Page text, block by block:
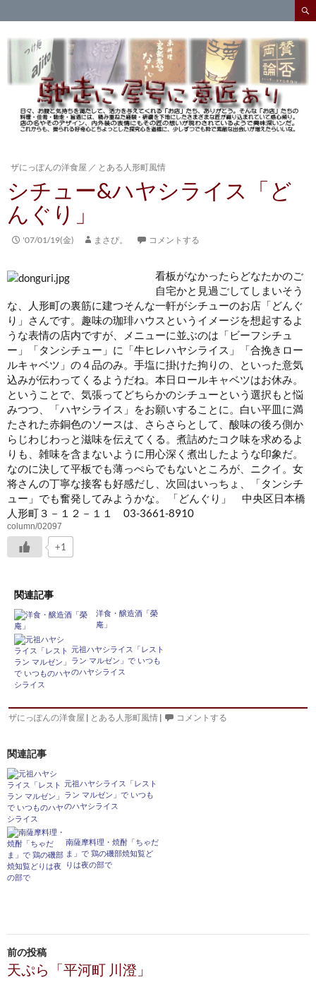
索
ン
ン
ツ
プ
ザにっぽんの洋食屋 ／ とある人形町風情
シチュー&ハヤシライス「ど
んぐり」
'07/01/19(金) まさぴ。 コメントする
看板がなかったらどなたかのご
自宅かと見過ごしてしまいそう
な、人形町の裏筋に建つそんな一軒がシチューのお店「どんぐ
り」さんです。趣味の珈琲ハウスというイメージを想起するよ
うな表情の店内ですが、メニューに並ぶのは「ビーフシチュ
ー」「タンシチュー」に「牛ヒレハヤシライス」「合挽きロー
ルキャベツ」の４品のみ。手塩に掛けた拘りの、といった意気
込みが伝わってくるようだね。本日ロールキャベツはお休み。
ということで、気張ってどちらかのシチューという選択もと悩
みつつ、「ハヤシライス」をお願いすることに。白い平皿に満
たされた赤銅色のソースは、さらさらとして、酸味の後ろ側か
らじわじわっと滋味を伝えてくる。煮詰めたコク味を求めるよ
りも、雑味を含まないように用心深く煮出したような印象だ。
なのに決して平板でも薄っぺらでもないところが、ニクイ。女
将さんの丁寧な接客も好感だし、次回はいっちょ、「タンシチ
ュー」でも奮発してみようかな。 「どんぐり」 中央区日本橋
人形町３－１２－１１ 03-3661-8910
column/02097
+1
関連記事
洋食・醸造酒「榮
庵」
元祖ハヤシライス「レスト
ラン マルゼン」で いつも
のハヤシライス
ザにっぽんの洋食屋 | とある人形町風情 | コメントする
関連記事
元祖ハヤシライス「レスト
ラン マルゼン」で いつも
のハヤシライス
南薩摩料理・焼酎「ちゃだ
ま」で 鶏の磯部焼知覧ど
りは夜の部で
投
稿
前の投稿
天ぷら「平河町 川澄」